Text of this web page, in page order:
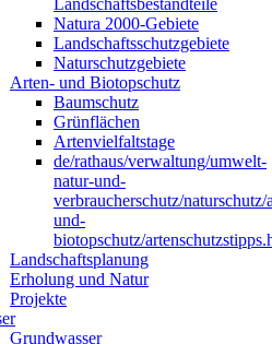
Landschaftsbestandteile
Natura 2000-Gebiete
Landschaftsschutzgebiete
Naturschutzgebiete
Arten- und Biotopschutz
Baumschutz
Grünflächen
Artenvielfaltstage
de/rathaus/verwaltung/umwelt-
natur-und-
verbraucherschutz/naturschutz/
und-
biotopschutz/
Landschaftsplanung
Erholung und Natur
Projekte
Grundwasser